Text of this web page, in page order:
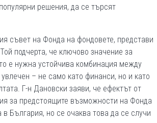
решения, да се търсят
съвет на Фонда на фондовете, представи
подчерта, че ключово значение за
е нужна устойчива комбинация между
– не само като финанси, но и като
Г-н Дановски заяви, че ефектът от
за предстоящите възможности на Фонда
България, но се очаква това да се случи